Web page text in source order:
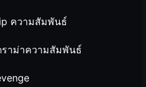
ความสัมพันธ์
ราม่าความสัมพันธ์